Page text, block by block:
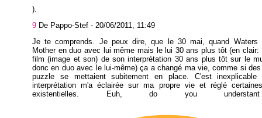
).
9 De Pappo-Stef - 20/06/2011, 11:49
Je te comprends. Je peux dire, que le 30 mai, quand Waters
Mother en duo avec lui même mais le lui 30 ans plus tôt (en clair:
film (image et son) de son interprétation 30 ans plus tôt sur le
donc en duo avec le lui-même) ça a changé ma vie, comme si
puzzle se mettaient subitement en place. C'est inexplicable
interprétation m'a éclairée sur ma propre vie et réglé
existentielles. Euh, do you